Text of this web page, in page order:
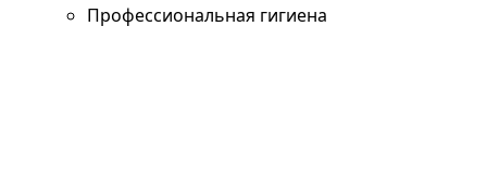
Профессиональная гигиена